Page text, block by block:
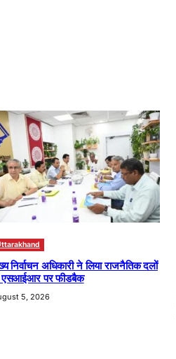
निर्वाचन अधिकारी ने लिया राजनैतिक दलों
पर फीडबैक
5, 2026